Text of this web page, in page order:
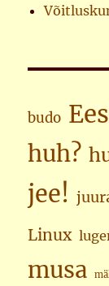
budo
huh?
jee!
Linux
musa